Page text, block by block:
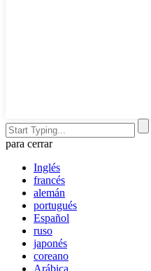
para cerrar
Inglés
francés
alemán
portugués
Español
ruso
japonés
coreano
Arábica